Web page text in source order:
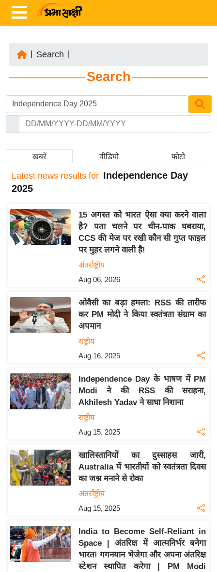
ज़ा
ख
र
ष्ट्री
अं
त
ष्ट्री
य
बि
उ
द्यो
ग
ज
वि
शे
ष
ज्ञ
ब
ज
ट
के
ट
I
Search
Search
ख़बरें वीडियो फोटो
Latest news results for Independence Day
2025
15 अगस्त को भारत ऐसा क्या करने वाला
है? पता चलने पर चीन-पाक घबराया,
CCS की मेज पर रखी कौन सी गुप्त फाइल
पर मुहर लगने वाली है!
अंतर्राष्ट्रीय
Aug 06, 2026
ओवैसी का बड़ा हमला: RSS की तारीफ
कर PM मोदी ने किया स्वतंत्रता संग्राम का
अपमान
राष्ट्रीय
Aug 16, 2025
Independence Day के भाषण में PM
Modi ने की RSS की सराहना,
Akhilesh Yadav ने साधा निशाना
राष्ट्रीय
Aug 15, 2025
खालिस्तानियों का दुस्साहस जारी,
Australia में भारतीयों को स्वतंत्रता दिवस
का जश्न मनाने से रोका
अंतर्राष्ट्रीय
Aug 15, 2025
India to Become Self-Reliant in
Space | अंतरिक्ष में आत्मनिर्भर बनेगा
भारत! गगनयान भेजेगा और अपना अंतरिक्ष
स्टेशन स्थापित करेगा | PM Modi